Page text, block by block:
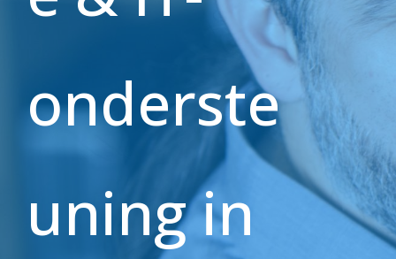
onderste
uning in